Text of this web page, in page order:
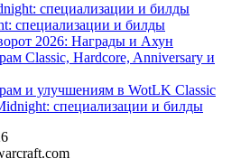
специализации и билды
специализации и билды
2026: Награды и Ахун
Classic, Hardcore, Anniversary и
и улучшениям в WotLK Classic
специализации и билды